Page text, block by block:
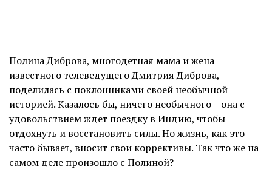
Полина Диброва, многодетная мама и жена
известного телеведущего Дмитрия Диброва,
поделилась с поклонниками своей необычной
историей. Казалось бы, ничего необычного – она с
удовольствием ждет поездку в Индию, чтобы
отдохнуть и восстановить силы. Но жизнь, как это
часто бывает, вносит свои коррективы. Так что же на
самом деле произошло с Полиной?